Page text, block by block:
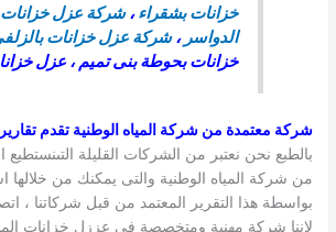
خزانات بشقراء،شركة عزل خزانات
الدواسر ،شركة عزل خزانات
خزانات بحوطة بنى تميم ، عزل
شركة معتمدة من شركة المياه الوطنية تقدم
بالطبع نحن نعتبر من الشركات القليلة التىنستطيع
من شركة المياه الوطنية والتى يمكنك من خلالها
بواسطة هذا التقرير المعتمد من قبل شركاتنا ،
لاننا شركة مهنية ومتخصصة فى عززل خزانات